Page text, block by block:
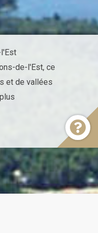
de-l'Est, ce
et de vallées